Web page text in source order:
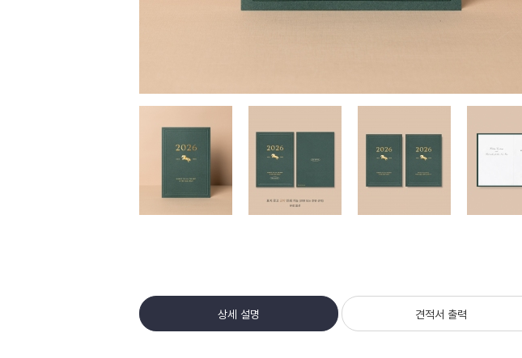
상세 설명 견적서 출력